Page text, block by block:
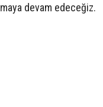
devam edeceğiz.